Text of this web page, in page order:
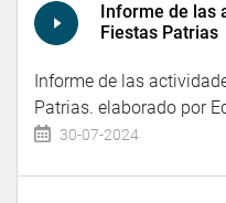
Informe de las
Fiestas Patrias
Informe de las
Patrias. elaborado por
30-07-2024